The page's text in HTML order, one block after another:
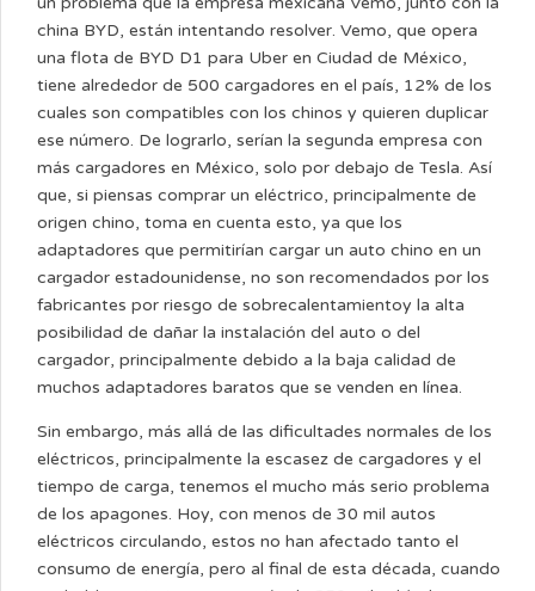
china BYD, están intentando resolver. Vemo, que opera
una flota de BYD D1 para Uber en Ciudad de México,
tiene alrededor de 500 cargadores en el país, 12% de los
cuales son compatibles con los chinos y quieren duplicar
ese número. De lograrlo, serían la segunda empresa con
más cargadores en México, solo por debajo de Tesla. Así
que, si piensas comprar un eléctrico, principalmente de
origen chino, toma en cuenta esto, ya que los
adaptadores que permitirían cargar un auto chino en un
cargador estadounidense, no son recomendados por los
fabricantes por riesgo de sobrecalentamientoy la alta
posibilidad de dañar la instalación del auto o del
cargador, principalmente debido a la baja calidad de
muchos adaptadores baratos que se venden en línea.
Sin embargo, más allá de las dificultades normales de los
eléctricos, principalmente la escasez de cargadores y el
tiempo de carga, tenemos el mucho más serio problema
de los apagones. Hoy, con menos de 30 mil autos
eléctricos circulando, estos no han afectado tanto el
consumo de energía, pero al final de esta década, cuando